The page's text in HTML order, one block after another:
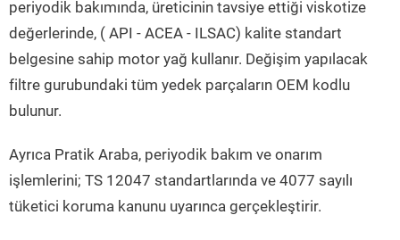
periyodik bakımında, üreticinin tavsiye ettiği viskotize
değerlerinde, ( API - ACEA - ILSAC) kalite standart
belgesine sahip motor yağ kullanır. Değişim yapılacak
filtre gurubundaki tüm yedek parçaların OEM kodlu
bulunur.
Ayrıca Pratik Araba, periyodik bakım ve onarım
işlemlerini; TS 12047 standartlarında ve 4077 sayılı
tüketici koruma kanunu uyarınca gerçekleştirir.